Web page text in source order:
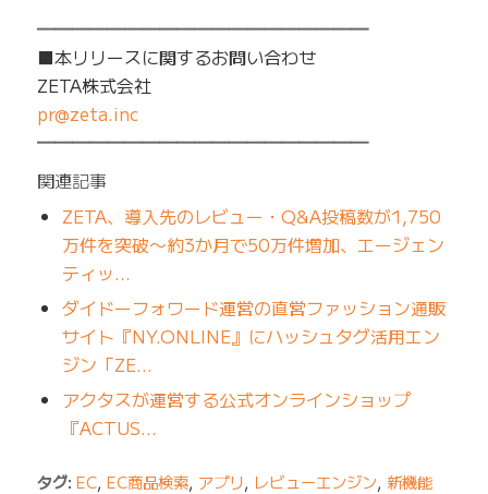
━━━━━━━━━━━━━━━━━━━
■本リリースに関するお問い合わせ
ZETA株式会社
pr@zeta.inc
━━━━━━━━━━━━━━━━━━━
関連記事
ZETA、導入先のレビュー・Q&A投稿数が1,750
万件を突破〜約3か月で50万件増加、エージェン
ティッ…
ダイドーフォワード運営の直営ファッション通販
サイト『NY.ONLINE』にハッシュタグ活用エン
ジン「ZE…
アクタスが運営する公式オンラインショップ
『ACTUS…
タグ: EC, EC商品検索, アプリ, レビューエンジン, 新機能